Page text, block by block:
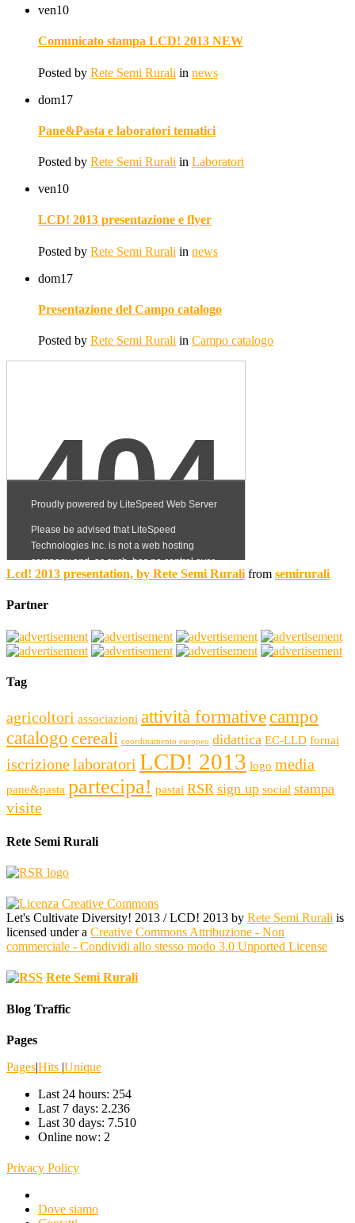
ven10
Comunicato stampa LCD! 2013 NEW
Posted by Rete Semi Rurali in news
dom17
Pane&Pasta e laboratori tematici
Posted by Rete Semi Rurali in Laboratori
ven10
LCD! 2013 presentazione e flyer
Posted by Rete Semi Rurali in news
dom17
Presentazione del Campo catalogo
Posted by Rete Semi Rurali in Campo catalogo
Lcd! 2013 presentation, by Rete Semi Rurali from semirurali
Partner
Tag
agricoltori associazioni attività formativecampo
catalogo cereali coordinamento europeo didattica EC-LLD fornai
iscrizionelaboratori LCD! 2013 logo media
pane&pasta partecipa! pastai RSR sign up social stampa
visite
Rete Semi Rurali
Let's Cultivate Diversity! 2013 / LCD! 2013 by Rete Semi Rurali is
licensed under a Creative Commons Attribuzione - Non
commerciale - Condividi allo stesso modo 3.0 Unported License
Rete Semi Rurali
Blog Traffic
Pages
Pages|Hits |Unique
Last 24 hours: 254
Last 7 days: 2.236
Last 30 days: 7.510
Online now: 2
Privacy Policy
Dove siamo